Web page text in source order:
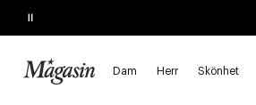
Pause
Dam Herr Skönhet
SLUTAR IKVÄLL
Startsida Skönhet Hår SACHAJUAN